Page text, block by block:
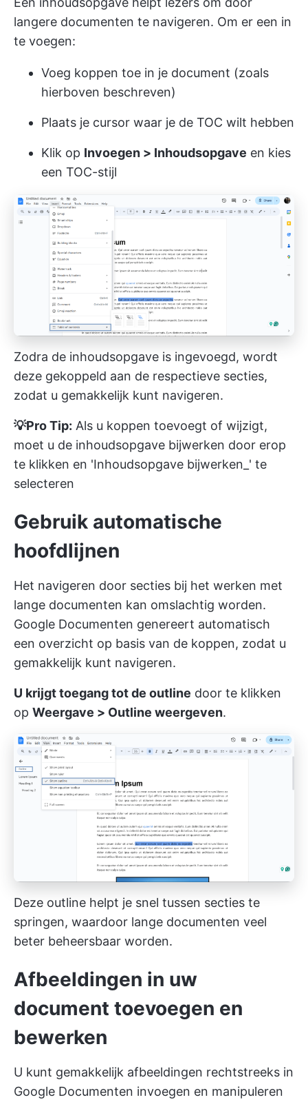
langere documenten te navigeren. Om er een in
te voegen:
Voeg koppen toe in je document (zoals
hierboven beschreven)
Plaats je cursor waar je de TOC wilt hebben
Klik op Invoegen > Inhoudsopgave en kies
een TOC-stijl
Zodra de inhoudsopgave is ingevoegd, wordt
deze gekoppeld aan de respectieve secties,
zodat u gemakkelijk kunt navigeren.
💡Pro Tip: Als u koppen toevoegt of wijzigt,
moet u de inhoudsopgave bijwerken door erop
te klikken en 'Inhoudsopgave bijwerken_' te
selecteren
Gebruik automatische
hoofdlijnen
Het navigeren door secties bij het werken met
lange documenten kan omslachtig worden.
Google Documenten genereert automatisch
een overzicht op basis van de koppen, zodat u
gemakkelijk kunt navigeren.
U krijgt toegang tot de outline door te klikken
op Weergave > Outline weergeven.
Deze outline helpt je snel tussen secties te
springen, waardoor lange documenten veel
beter beheersbaar worden.
Afbeeldingen in uw
document toevoegen en
bewerken
U kunt gemakkelijk afbeeldingen rechtstreeks in
Google Documenten invoegen en manipuleren